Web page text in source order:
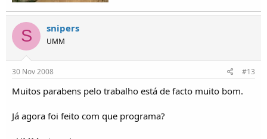
S snipers
UMM
30 Nov 2008 #13
Muitos parabens pelo trabalho está de facto muito bom.
Já agora foi feito com que programa?